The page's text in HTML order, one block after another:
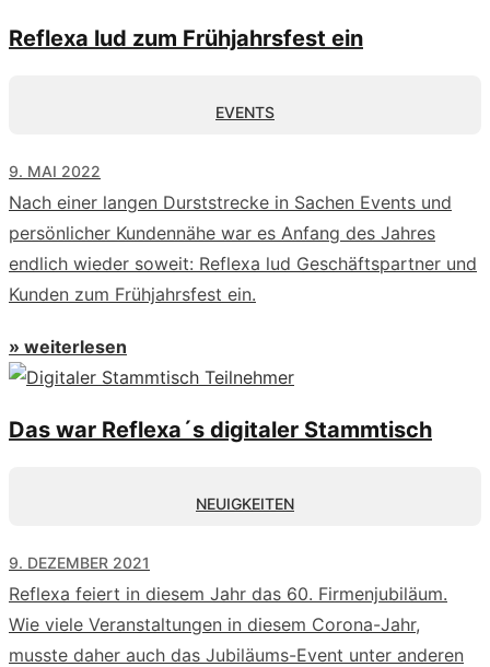
Reflexa lud zum Frühjahrsfest ein
EVENTS
9. MAI 2022
Nach einer langen Durststrecke in Sachen Events und
persönlicher Kundennähe war es Anfang des Jahres
endlich wieder soweit: Reflexa lud Geschäftspartner und
Kunden zum Frühjahrsfest ein.
» weiterlesen
Das war Reflexa´s digitaler Stammtisch
NEUIGKEITEN
9. DEZEMBER 2021
Reflexa feiert in diesem Jahr das 60. Firmenjubiläum.
Wie viele Veranstaltungen in diesem Corona-Jahr,
musste daher auch das Jubiläums-Event unter anderen